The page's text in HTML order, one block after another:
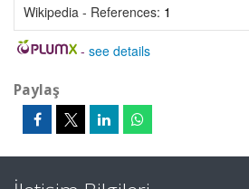
Wikipedia - References: 1
- see details
Paylaş